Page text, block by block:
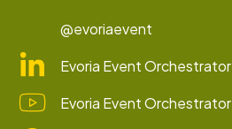
@evoriaevent
Evoria Event Orchestrator
Evoria Event Orchestrator